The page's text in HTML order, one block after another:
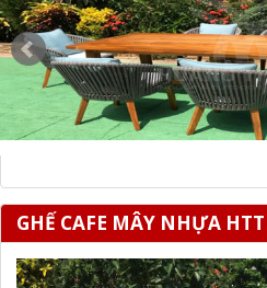
GHẾ CAFE MÂY NHỰA